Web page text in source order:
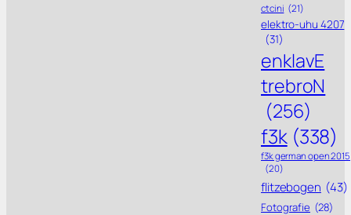
ctcini (21)
elektro-uhu 4207
(31)
enklavE
trebroN
(256)
f3k (338)
f3k german open 2015
(20)
flitzebogen (43)
Fotografie (28)